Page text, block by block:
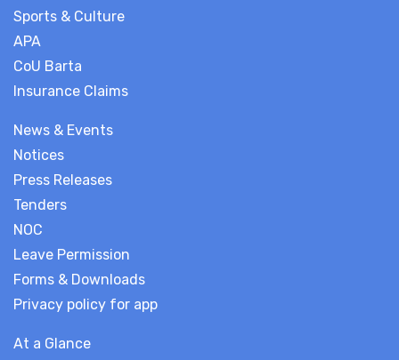
News & Events
Notices
Press Releases
Tenders
NOC
Leave Permission
Forms & Downloads
Privacy policy for app
At a Glance
Sports & Culture
APA
CoU Barta
Insurance Claims